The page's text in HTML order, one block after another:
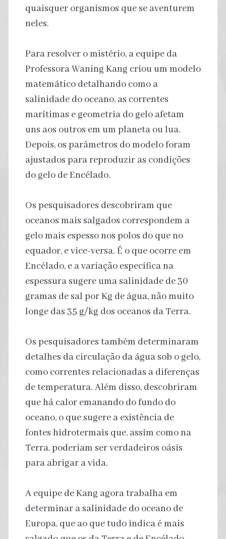
quaisquer organismos que se aventurem
neles.
Para resolver o mistério, a equipe da
Professora Waning Kang criou um modelo
matemático detalhando como a
salinidade do oceano, as correntes
marítimas e geometria do gelo afetam
uns aos outros em um planeta ou lua.
Depois, os parâmetros do modelo foram
ajustados para reproduzir as condições
do gelo de Encélado.
Os pesquisadores descobriram que
oceanos mais salgados correspondem a
gelo mais espesso nos polos do que no
equador, e vice-versa. É o que ocorre em
Encélado, e a variação específica na
espessura sugere uma salinidade de 30
gramas de sal por Kg de água, não muito
longe das 35 g/kg dos oceanos da Terra.
Os pesquisadores também determinaram
detalhes da circulação da água sob o gelo,
como correntes relacionadas a diferenças
de temperatura. Além disso, descobriram
que há calor emanando do fundo do
oceano, o que sugere a existência de
fontes hidrotermais que, assim como na
Terra, poderiam ser verdadeiros oásis
para abrigar a vida.
A equipe de Kang agora trabalha em
determinar a salinidade do oceano de
Europa, que ao que tudo indica é mais